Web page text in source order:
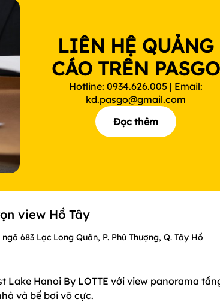
LIÊN HỆ QUẢNG
CÁO TRÊN PASGO
Hotline: 0934.626.005 | Email:
kd.pasgo@gmail.com
Đọc thêm
view Hồ Tây
683 Lạc Long Quân, P. Phú Thượng, Q. Tây Hồ
Hanoi By LOTTE với view panorama
và bể bơi vô cực.